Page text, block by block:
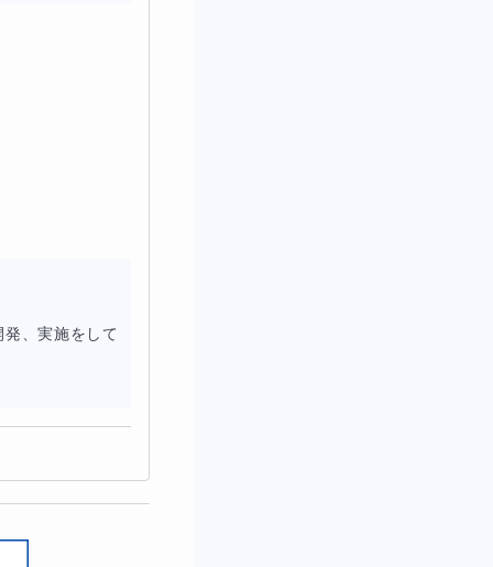
うしてもあるの
てもよい教材で
、実施をして